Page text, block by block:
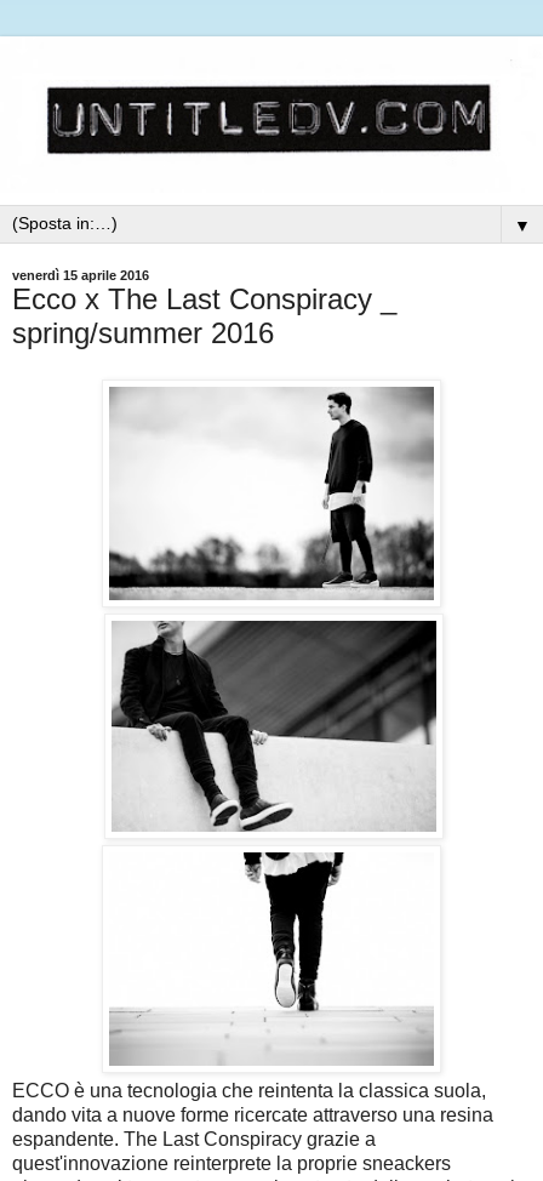
▼
venerdì 15 aprile 2016
Ecco x The Last Conspiracy _
spring/summer 2016
ECCO è una tecnologia che reintenta la classica suola,
dando vita a nuove forme ricercate attraverso una resina
espandente. The Last Conspiracy grazie a
quest'innovazione reinterprete la proprie sneackers